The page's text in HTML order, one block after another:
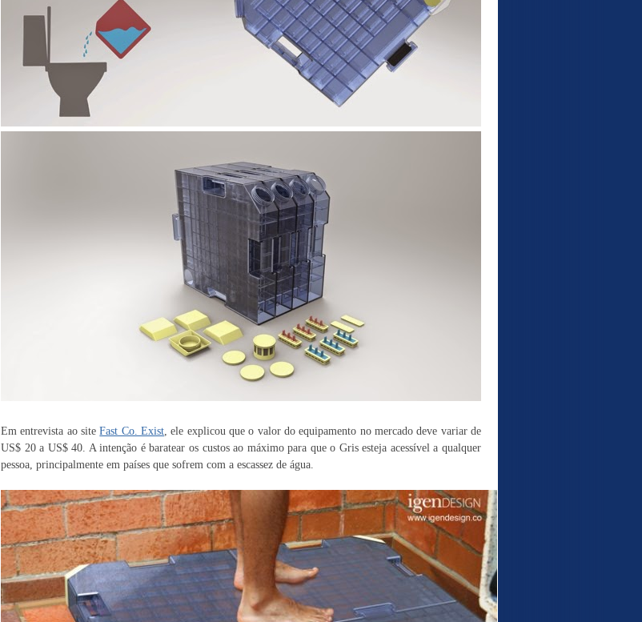
Em entrevista ao siteFast Co. Exist, ele explicou que o valor do equipamento no mercado deve variar de
US$ 20 a US$ 40. A intenção é baratear os custos ao máximo para que o Gris esteja acessível a qualquer
pessoa, principalmente em países que sofrem com a escassez de água.